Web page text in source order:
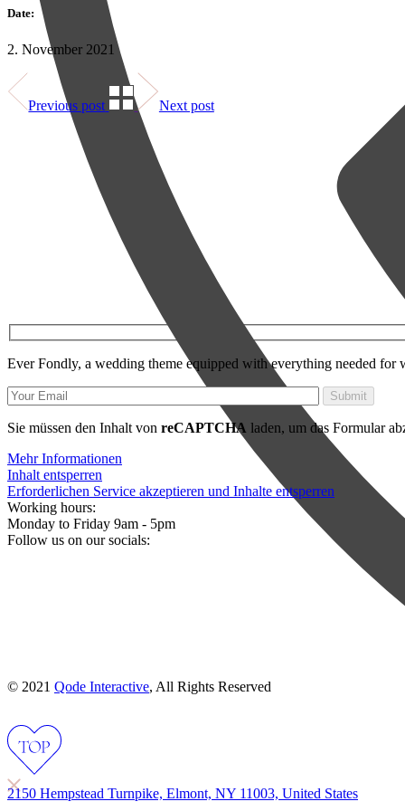
Date:
2. November 2021
Previous post Next post
Ever Fondly, a wedding theme equipped with everything needed for
Submit
Sie müssen den Inhalt von reCAPTCHA laden, um das Formular
Mehr Informationen
Inhalt entsperren
Erforderlichen Service akzeptieren und Inhalte entsperren
Working hours:
Monday to Friday 9am - 5pm
Follow us on our socials:
© 2021 Qode Interactive, All Rights Reserved
2150 Hempstead Turnpike, Elmont, NY 11003, United States